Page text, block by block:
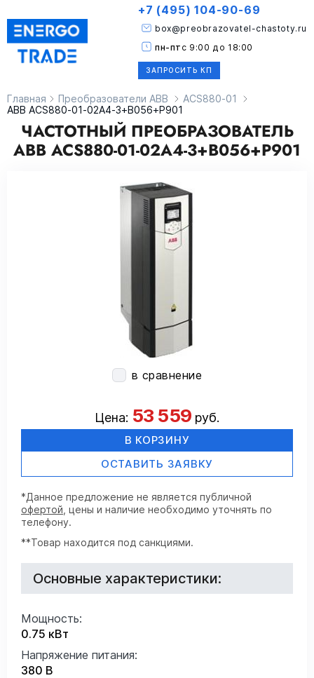
ЗАПРОСИТЬ КП
box@preobrazovatel-chastoty.ru
+7 (495) 104-90-69
пн-пт с 9:00 до 18:00
Главная Преобразователи ABB
ACS880-01
ABB ACS880-01-02A4-3+B056+P901
ЧАСТОТНЫЙ ПРЕОБРАЗОВАТЕЛЬ
ABB ACS880-01-02A4-3+B056+P901
в сравнение
Цена: 53 559 руб.
В КОРЗИНУ
ОСТАВИТЬ ЗАЯВКУ
*Данное предложение не является публичной
офертой , цены и наличие необходимо уточнять по
телефону.
**Товар находится под санкциями.
Основные характеристики:
Мощность:
0.75 кВт
Напряжение питания:
380 В